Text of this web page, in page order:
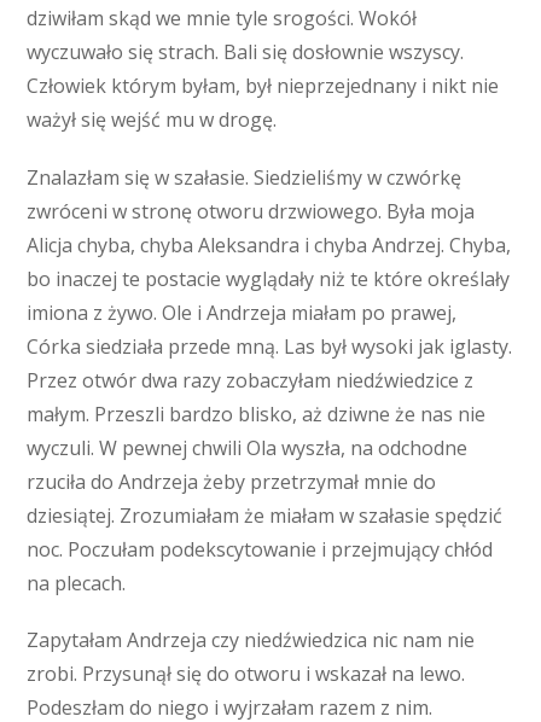
dziwiłam skąd we mnie tyle srogości. Wokół
wyczuwało się strach. Bali się dosłownie wszyscy.
Człowiek którym byłam, był nieprzejednany i nikt nie
ważył się wejść mu w drogę.
Znalazłam się w szałasie. Siedzieliśmy w czwórkę
zwróceni w stronę otworu drzwiowego. Była moja
Alicja chyba, chyba Aleksandra i chyba Andrzej. Chyba,
bo inaczej te postacie wyglądały niż te które określały
imiona z żywo. Ole i Andrzeja miałam po prawej,
Córka siedziała przede mną. Las był wysoki jak iglasty.
Przez otwór dwa razy zobaczyłam niedźwiedzice z
małym. Przeszli bardzo blisko, aż dziwne że nas nie
wyczuli. W pewnej chwili Ola wyszła, na odchodne
rzuciła do Andrzeja żeby przetrzymał mnie do
dziesiątej. Zrozumiałam że miałam w szałasie spędzić
noc. Poczułam podekscytowanie i przejmujący chłód
na plecach.
Zapytałam Andrzeja czy niedźwiedzica nic nam nie
zrobi. Przysunął się do otworu i wskazał na lewo.
Podeszłam do niego i wyjrzałam razem z nim.